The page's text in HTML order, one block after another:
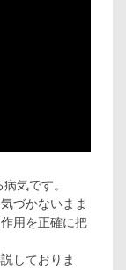
気です。
づかないまま
用を正確に把
しておりま